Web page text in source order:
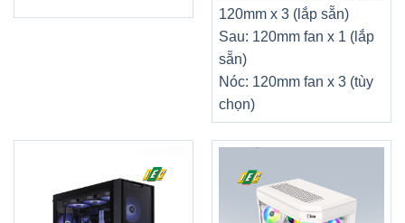
120mm x 3 (lắp sẵn)
Sau: 120mm fan x 1 (lắp
sẵn)
Nóc: 120mm fan x 3 (tùy
chọn)